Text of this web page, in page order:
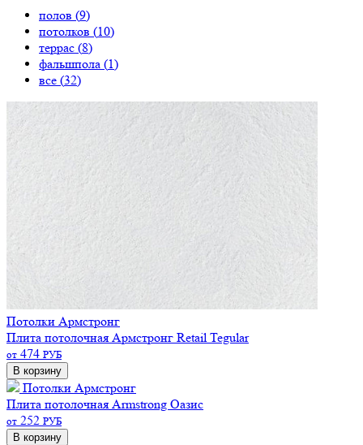
полов (9)
потолков (10)
террас (8)
фальшпола (1)
все (32)
Потолки Армстронг
Плита потолочная Армстронг Retail Tegular
от 474 РУБ
В корзину
Потолки Армстронг
Плита потолочная Armstrong Оазис
от 252 РУБ
В корзину